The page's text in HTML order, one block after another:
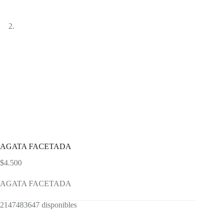
AGATA FACETADA
$4.500
AGATA FACETADA
2147483647 disponibles